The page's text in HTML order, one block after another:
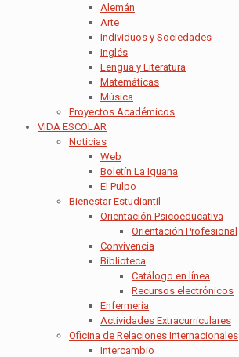
Alemán
Arte
Individuos y Sociedades
Inglés
Lengua y Literatura
Matemáticas
Música
Proyectos Académicos
VIDA ESCOLAR
Noticias
Web
Boletín La Iguana
El Pulpo
Bienestar Estudiantil
Orientación Psicoeducativa
Orientación Profesional
Convivencia
Biblioteca
Catálogo en línea
Recursos electrónicos
Enfermería
Actividades Extracurriculares
Oficina de Relaciones Internacionales
Intercambio